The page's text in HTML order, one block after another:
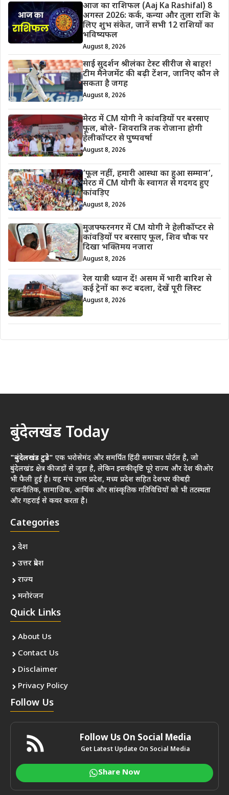
आज का राशिफल (Aaj Ka Rashifal) 8
अगस्त 2026: कर्क, कन्या और तुला राशि के
लिए शुभ संकेत, जानें सभी 12 राशियों का
भविष्यफल
August 8, 2026
साई सुदर्शन श्रीलंका टेस्ट सीरीज से बाहर!
टीम मैनेजमेंट की बढ़ी टेंशन, जानिए कौन ले
सकता है जगह
August 8, 2026
मेरठ में CM योगी ने कांवड़ियों पर बरसाए
फूल, बोले- शिवरात्रि तक रोजाना होगी
हेलीकॉप्टर से पुष्पवर्षा
August 8, 2026
‘फूल नहीं, हमारी आस्था का हुआ सम्मान’,
मेरठ में CM योगी के स्वागत से गदगद हुए
कांवड़िए
August 8, 2026
मुजफ्फरनगर में CM योगी ने हेलीकॉप्टर से
कांवड़ियों पर बरसाए फूल, शिव चौक पर
दिखा भक्तिमय नजारा
August 8, 2026
रेल यात्री ध्यान दें! असम में भारी बारिश से
कई ट्रेनों का रूट बदला, देखें पूरी लिस्ट
August 8, 2026
बुंदेलखंड Today
"बुंदेलखंड टुडे" एक भरोसेमंद और समर्पित हिंदी समाचार पोर्टल है, जो
बुंदेलखंड क्षेत्र की जड़ों से जुड़ा है, लेकिन इसकी दृष्टि पूरे राज्य और देश की ओर
भी फैली हुई है। यह मंच उत्तर प्रदेश, मध्य प्रदेश सहित देशभर की बड़ी
राजनीतिक, सामाजिक, आर्थिक और सांस्कृतिक गतिविधियों को भी तटस्थता
और गहराई से कवर करता है।
Categories
देश
उत्तर प्रदेश
राज्य
मनोरंजन
Quick Links
About Us
Contact Us
Disclaimer
Privacy Policy
Follow Us
Follow Us On Social Media
Get Latest Update On Social Media
Share Now